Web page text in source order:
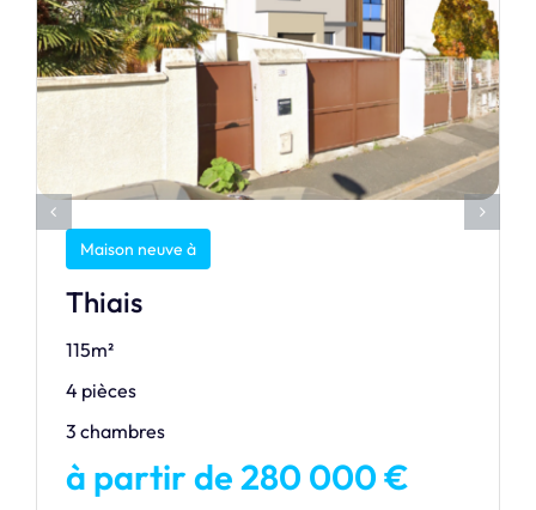
Maison neuve à
Thiais
115m²
4 pièces
3 chambres
à partir de 280 000 €